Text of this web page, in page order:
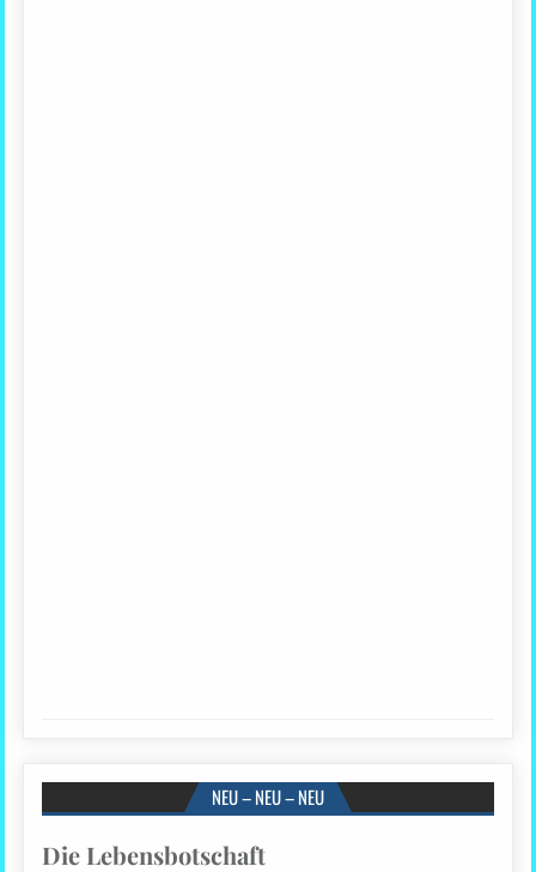
NEU – NEU – NEU
Die Lebensbotschaft